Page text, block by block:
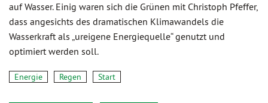
auf Wasser. Einig waren sich die Grünen mit Christoph Pfeffer,
dass angesichts des dramatischen Klimawandels die
Wasserkraft als „ureigene Energiequelle“ genutzt und
optimiert werden soll.
Energie Regen Start